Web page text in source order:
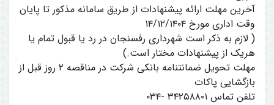
آخرین مهلت ارائه پیشنهادات از طریق سامانه مذکور تا پایان
وقت اداری مورخ ۱۴/۱۲/۱۴۰۴
( لازم به ذکر است شهرداری رفسنجان در رد یا قبول تمام یا
هریک از پیشنهادات مختار است.)
مهلت تحویل ضمانتنامه بانکی شرکت در مناقصه ۲ روز قبل از
بازگشایی پاکات
تلفن تماس ۳۴۲۵۸۸۰۱ -۰۳۴